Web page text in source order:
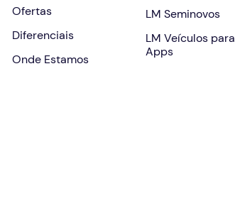
Ofertas
Diferenciais
Onde Estamos
LM Veículos para
Apps
LM Seminovos